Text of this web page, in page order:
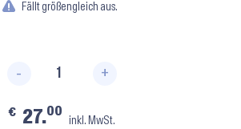
Fällt größengleich aus.
- +
€ 27.00
inkl. MwSt.